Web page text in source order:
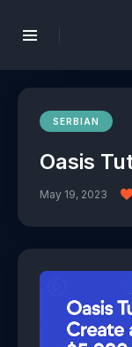
SERBIAN
Oasis
May 19, 2023